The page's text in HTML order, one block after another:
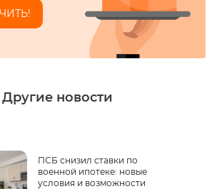
Другие новости
ПСБ снизил ставки по
военной ипотеке: новые
условия и возможности